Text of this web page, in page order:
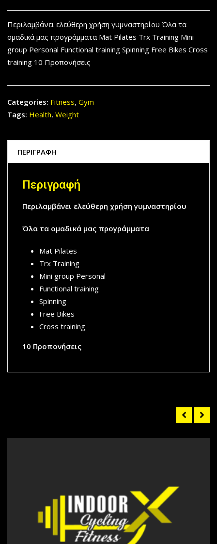
Περιλαμβάνει ελεύθερη χρήση γυμναστηρίου Όλα τα
ομαδικά μας προγράμματα Mat Pilates Trx Training Mini
group Personal Functional training Spinning Free Bikes Cross
training 10 Προπονήσεις
Categories: Fitness, Gym
Tags: Health, Weight
ΠΕΡΙΓΡΑΦΉ
Περιγραφή
Περιλαμβάνει ελεύθερη χρήση γυμναστηρίου
Όλα τα ομαδικά μας προγράμματα
Mat Pilates
Trx Training
Mini group Personal
Functional training
Spinning
Free Bikes
Cross training
10 Προπονήσεις